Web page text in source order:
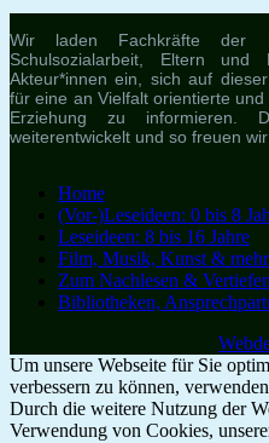
Wir laden Fachkräfte der
Schulsozialarbeit, Eltern und
Akteur*innen ein, sich auf
für eine an Vielfalt orientierte
Erziehung zu informieren.
weiterentwickelt und so freuen
Home
(Vor-)Leseideen: 0 bis 8
Leseideen: 8 bis 16 Jahre
Film, Musik, Kunst & mehr
Zum Nachlesen & Vertiefen
Bibliotheken,
Um unsere Webseite für Sie
verbessern zu können,
Durch die weitere Nutzung der
Verwendung von Cookies,